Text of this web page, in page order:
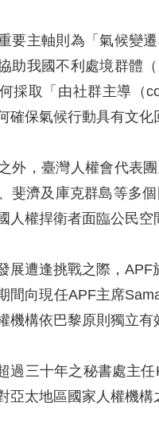
要主軸則為「氣候變
助我國不利處境群體
採取「由社群主導（
確保氣候行動具有文
外，臺灣人權會代表
斐濟及庫克群島等多
人權捍衛者面臨公民
展遭逢挑戰之際，
間向現任APF主席
機構依巴黎原則獨立有
過三十年之秘書處主
亞太地區國家人權機構